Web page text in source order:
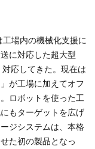
場内の機械化支援に
に対応した超大型
応してきた。現在は
が工場に加えてオフ
ロボットを使った工
もターゲットを広げ
ジシステムは、本格
た初の製品となっ